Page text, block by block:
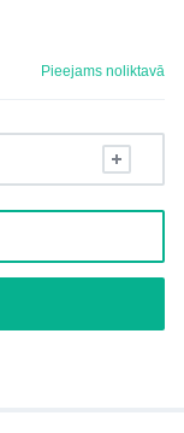
Pieejams noliktavā